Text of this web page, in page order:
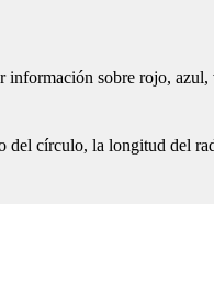
sobre rojo,
del círculo, la longitud del